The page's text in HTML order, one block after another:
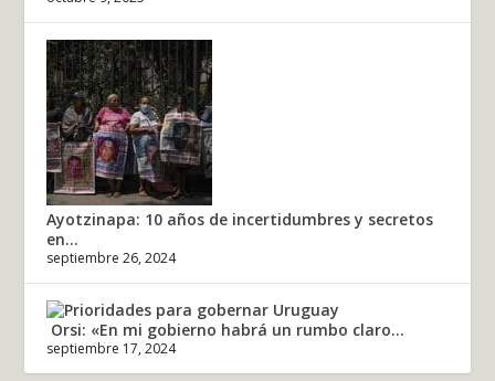
Ayotzinapa: 10 años de incertidumbres y secretos
en...
septiembre 26, 2024
Orsi: «En mi gobierno habrá un rumbo claro...
septiembre 17, 2024